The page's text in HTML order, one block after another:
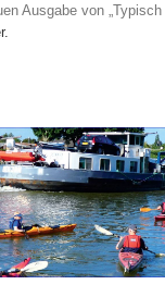
Ausgabe von „Typisch